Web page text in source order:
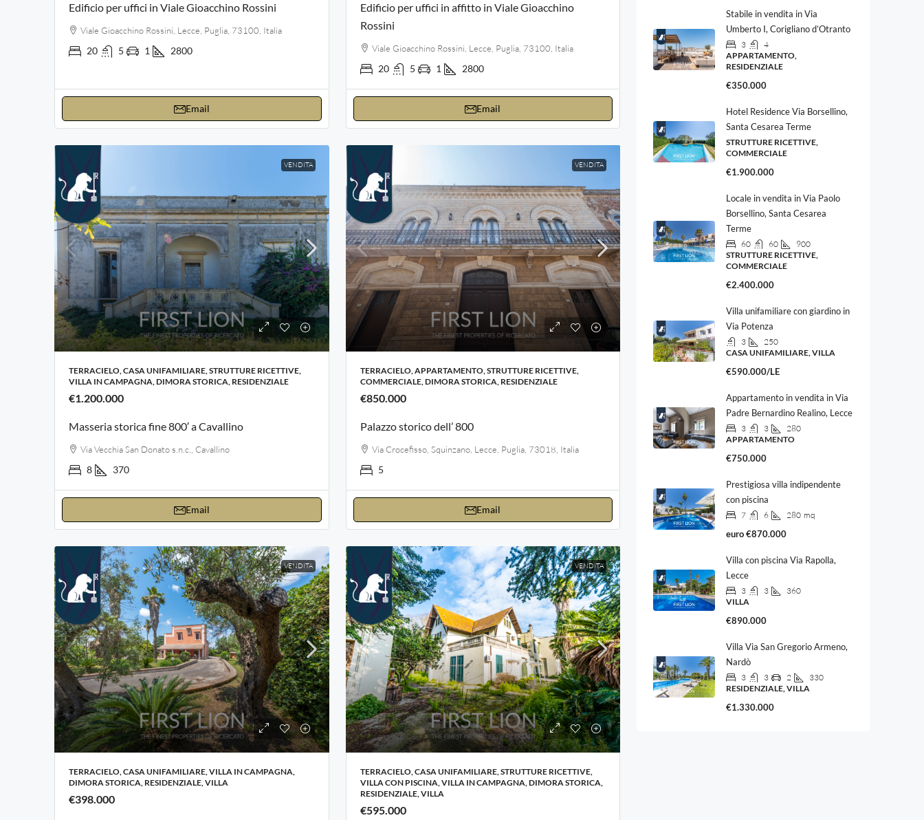
Edificio per uffici in Viale Gioacchino Rossini
Viale Gioacchino Rossini, Lecce, Puglia, 73100, Italia
20 5 1 2800
Email
Edificio per uffici in affitto in Viale Gioacchino
Rossini
Viale Gioacchino Rossini, Lecce, Puglia, 73100, Italia
20 5 1 2800
Email
VENDITA
TERRACIELO, CASA UNIFAMILIARE, STRUTTURE RICETTIVE,
VILLA IN CAMPAGNA, DIMORA STORICA, RESIDENZIALE
€1.200.000
Masseria storica fine 800′ a Cavallino
Via Vecchia San Donato s.n.c., Cavallino
8 370
Email
VENDITA
TERRACIELO, APPARTAMENTO, STRUTTURE RICETTIVE,
COMMERCIALE, DIMORA STORICA, RESIDENZIALE
€850.000
Palazzo storico dell’ 800
Via Crocefisso, Squinzano, Lecce, Puglia, 73018, Italia
5
Email
VENDITA
TERRACIELO, CASA UNIFAMILIARE, VILLA IN CAMPAGNA,
DIMORA STORICA, RESIDENZIALE, VILLA
€398.000
VENDITA
TERRACIELO, CASA UNIFAMILIARE, STRUTTURE RICETTIVE,
VILLA CON PISCINA, VILLA IN CAMPAGNA, DIMORA STORICA,
RESIDENZIALE, VILLA
€595.000
Stabile in vendita in Via
Umberto I, Corigliano d’Otranto
3
4
APPARTAMENTO,
RESIDENZIALE
€350.000
Hotel Residence Via Borsellino,
Santa Cesarea Terme
STRUTTURE RICETTIVE,
COMMERCIALE
€1.900.000
Locale in vendita in Via Paolo
Borsellino, Santa Cesarea
Terme
60 60
900
STRUTTURE RICETTIVE,
COMMERCIALE
€2.400.000
Villa unifamiliare con giardino in
Via Potenza
3
250
CASA UNIFAMILIARE, VILLA
€590.000/LE
Appartamento in vendita in Via
Padre Bernardino Realino, Lecce
3 3
280
APPARTAMENTO
€750.000
Prestigiosa villa indipendente
con piscina
7 6 280 mq
euro€870.000
Villa con piscina Via Rapolla,
Lecce
3 3
360
VILLA
€890.000
Villa Via San Gregorio Armeno,
Nardò
3 3 2
330
RESIDENZIALE, VILLA
€1.330.000